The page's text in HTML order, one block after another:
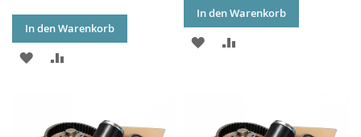
In den Warenkorb
ZUR
In den Warenkorb
ZUR